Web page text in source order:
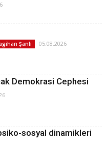
Şanlı 05.08.2026
Demokrasi Cephesi
sosyal dinamikleri